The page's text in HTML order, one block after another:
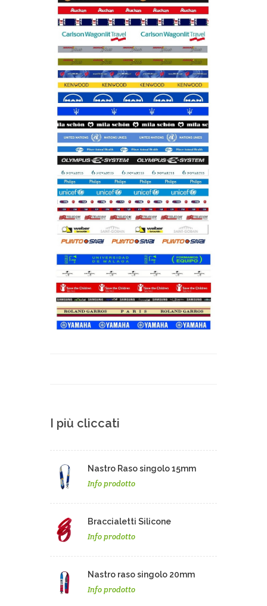
I più cliccati
Nastro Raso singolo 15mm
Info prodotto
Braccialetti Silicone
Info prodotto
Nastro raso singolo 20mm
Info prodotto